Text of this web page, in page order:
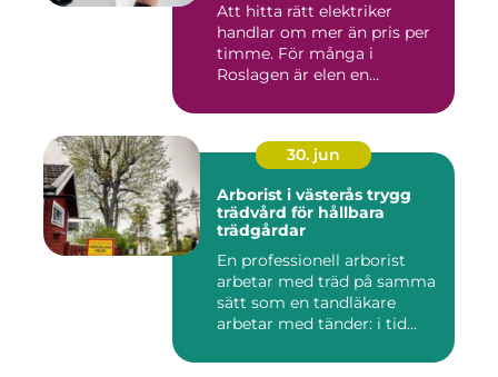
Att hitta rätt elektriker
handlar om mer än pris per
timme. För många i
Roslagen är elen en
30. jun
Arborist i västerås trygg
trädvård för hållbara
trädgårdar
En professionell arborist
arbetar med träd på samma
sätt som en tandläkare
arbetar med tänder: i tid...